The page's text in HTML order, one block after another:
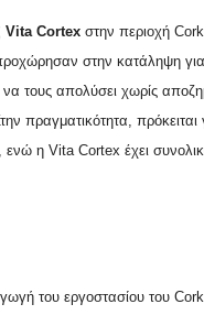
Vita Cortex στην περιοχή Cork
στην κατάληψη
τους απολύσει χωρίς
πραγματικότητα,
ενώ η Vita Cortex έχει
του εργοστασίου του Cork